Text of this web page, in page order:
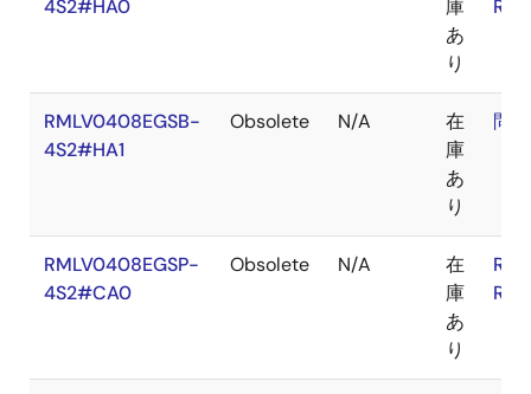
4S2#HA0
庫
あ
り
RMLV0408EGSB-
4S2#HA1
Obsolete N/A
在
庫
あ
り
問
RMLV0408EGSP-
4S2#CA0
Obsolete N/A
在
庫
あ
り